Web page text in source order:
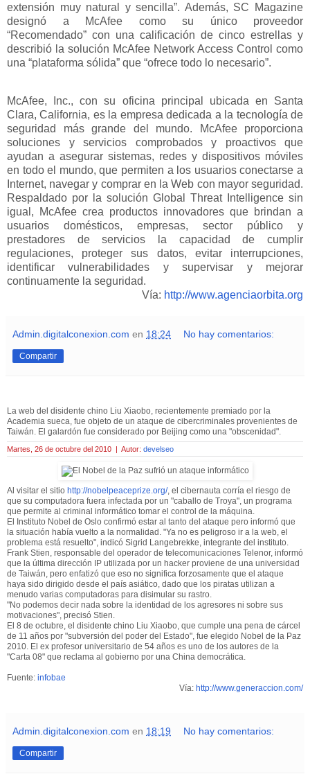
extensión muy natural y sencilla”. Además, SC Magazine
designó a McAfee como su único proveedor
“Recomendado” con una calificación de cinco estrellas y
describió la solución McAfee Network Access Control como
una “plataforma sólida” que “ofrece todo lo necesario”.
McAfee, Inc., con su oficina principal ubicada en Santa
Clara, California, es la empresa dedicada a la tecnología de
seguridad más grande del mundo. McAfee proporciona
soluciones y servicios comprobados y proactivos que
ayudan a asegurar sistemas, redes y dispositivos móviles
en todo el mundo, que permiten a los usuarios conectarse a
Internet, navegar y comprar en la Web con mayor seguridad.
Respaldado por la solución Global Threat Intelligence sin
igual, McAfee crea productos innovadores que brindan a
usuarios domésticos, empresas, sector público y
prestadores de servicios la capacidad de cumplir
regulaciones, proteger sus datos, evitar interrupciones,
identificar vulnerabilidades y supervisar y mejorar
continuamente la seguridad.
Vía: http://www.agenciaorbita.org
Admin.digitalconexion.com en 18:24 No hay comentarios:
Compartir
La web del disidente chino Liu Xiaobo, recientemente premiado por la
Academia sueca, fue objeto de un ataque de cibercriminales provenientes de
Taiwán. El galardón fue considerado por Beijing como una "obscenidad".
Martes, 26 de octubre del 2010 | Autor: develseo
Al visitar el sitio http://nobelpeaceprize.org/, el cibernauta corría el riesgo de
que su computadora fuera infectada por un "caballo de Troya", un programa
que permite al criminal informático tomar el control de la máquina.
El Instituto Nobel de Oslo confirmó estar al tanto del ataque pero informó que
la situación había vuelto a la normalidad. "Ya no es peligroso ir a la web, el
problema está resuelto", indicó Sigrid Langebrekke, integrante del instituto.
Frank Stien, responsable del operador de telecomunicaciones Telenor, informó
que la última dirección IP utilizada por un hacker proviene de una universidad
de Taiwán, pero enfatizó que eso no significa forzosamente que el ataque
haya sido dirigido desde el país asiático, dado que los piratas utilizan a
menudo varias computadoras para disimular su rastro.
"No podemos decir nada sobre la identidad de los agresores ni sobre sus
motivaciones", precisó Stien.
El 8 de octubre, el disidente chino Liu Xiaobo, que cumple una pena de cárcel
de 11 años por "subversión del poder del Estado", fue elegido Nobel de la Paz
2010. El ex profesor universitario de 54 años es uno de los autores de la
"Carta 08" que reclama al gobierno por una China democrática.
Fuente: infobae
Vía: http://www.generaccion.com/
Admin.digitalconexion.com en 18:19 No hay comentarios:
Compartir